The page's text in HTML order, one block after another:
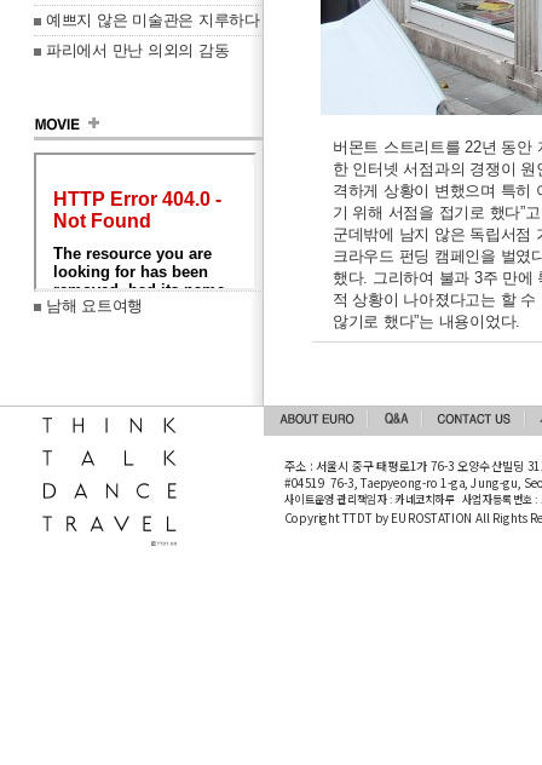
예쁘지 않은 미술관은 지루하다
파리에서 만난 의외의 감동
남해 요트여행
버몬트 스트리트를 22년 동안
한 인터넷 서점과의 경쟁이
격하게 상황이 변했으며 특히
기 위해 서점을 접기로 했다”
군데밖에 남지 않은 독립서점
크라우드 펀딩 캠페인을 벌였
했다. 그리하여 불과 3주 만에
적 상황이 나아졌다고는 할
않기로 했다”는 내용이었다.